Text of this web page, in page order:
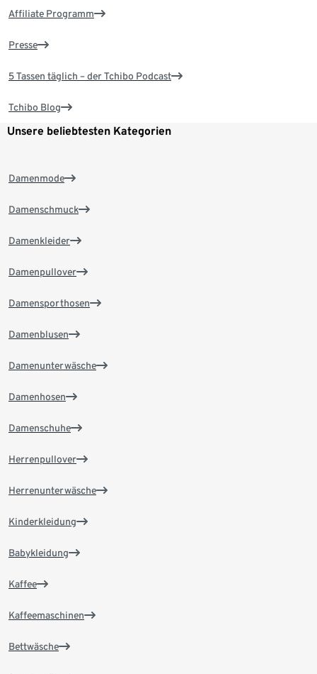
Affiliate Programm
Presse
5 Tassen täglich – der Tchibo Podcast
Tchibo Blog
Unsere beliebtesten Kategorien
Damenmode
Damenschmuck
Damenkleider
Damenpullover
Damensporthosen
Damenblusen
Damenunterwäsche
Damenhosen
Damenschuhe
Herrenpullover
Herrenunterwäsche
Kinderkleidung
Babykleidung
Kaffee
Kaffeemaschinen
Bettwäsche